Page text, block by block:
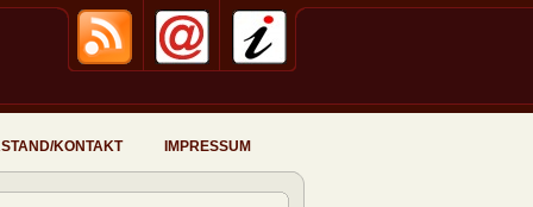
KONTAKT IMPRESSUM